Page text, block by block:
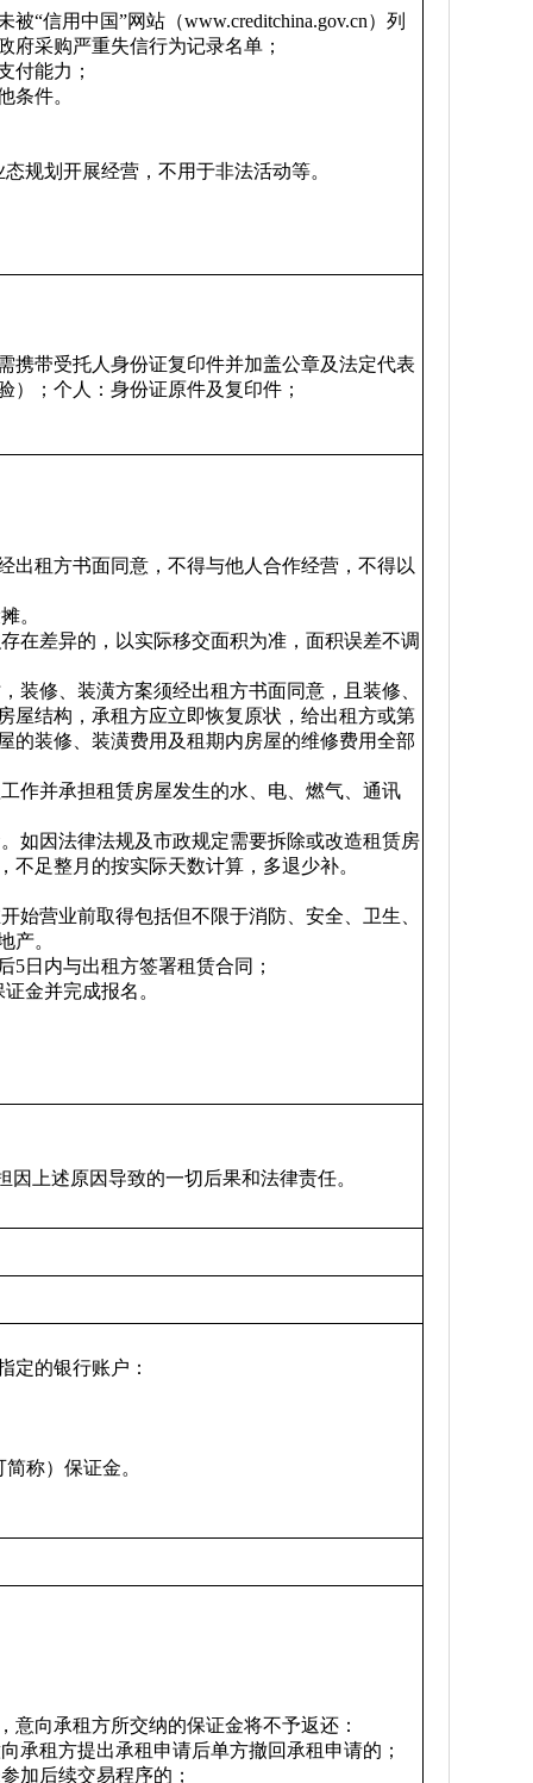
“信用中国”网站（www.creditchina.gov.cn）列
府采购严重失信行为记录名单；
付能力；
条件。
规划开展经营，不用于非法活动等。
携带受托人身份证复印件并加盖公章及法定代表
）；个人：身份证原件及复印件；
出租方书面同意，不得与他人合作经营，不得以
。
在差异的，以实际移交面积为准，面积误差不调
装修、装潢方案须经出租方书面同意，且装修、
屋结构，承租方应立即恢复原状，给出租方或第
的装修、装潢费用及租期内房屋的维修费用全部
作并承担租赁房屋发生的水、电、燃气、通讯
如因法律法规及市政规定需要拆除或改造租赁房
足整月的按实际天数计算，多退少补。
始营业前取得包括但不限于消防、安全、卫生、
产。
5日内与出租方签署租赁合同；
金并完成报名。
上述原因导致的一切后果和法律责任。
定的银行账户：
称）保证金。
向承租方所交纳的保证金将不予返还：
承租方提出承租申请后单方撤回承租申请的；
加后续交易程序的；